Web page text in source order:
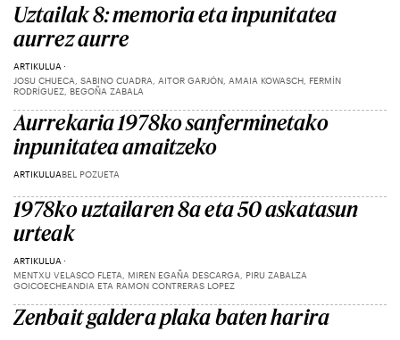
Uztailak 8: memoria eta inpunitatea
aurrez aurre
ARTIKULUA
JOSU CHUECA, SABINO CUADRA, AITOR GARJÓN, AMAIA KOWASCH, FERMÍN
RODRÍGUEZ, BEGOÑA ZABALA
Aurrekaria 1978ko sanferminetako
inpunitatea amaitzeko
ARTIKULUABEL POZUETA
1978ko uztailaren 8a eta 50 askatasun
urteak
ARTIKULUA
MENTXU VELASCO FLETA, MIREN EGAÑA DESCARGA, PIRU ZABALZA
GOICOECHEANDIA ETA RAMON CONTRERAS LOPEZ
Zenbait galdera plaka baten harira